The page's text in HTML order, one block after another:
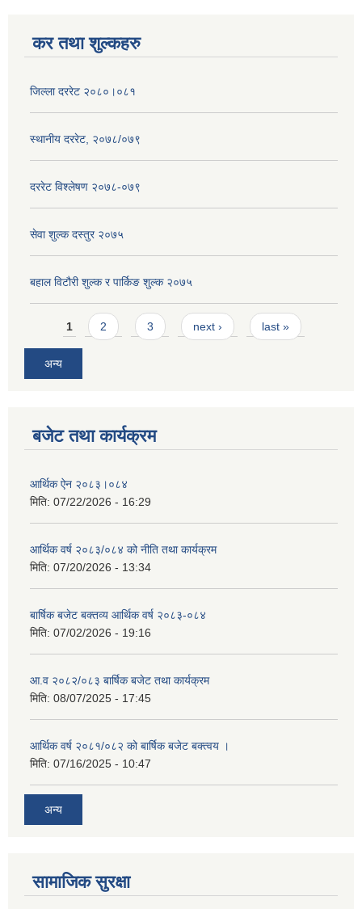
कर तथा शुल्कहरु
जिल्ला दररेट २०८०।०८१
स्थानीय दररेट, २०७८/०७९
दररेट विश्लेषण २०७८-०७९
सेवा शुल्क दस्तुर २०७५
बहाल विटौरी शुल्क र पार्किङ शुल्क २०७५
Pages
1 2 3 next › last »
अन्य
बजेट तथा कार्यक्रम
आर्थिक ऐन २०८३।०८४
मिति: 07/22/2026 - 16:29
आर्थिक वर्ष २०८३/०८४ को नीति तथा कार्यक्रम
मिति: 07/20/2026 - 13:34
बार्षिक बजेट बक्तव्य आर्थिक वर्ष २०८३-०८४
मिति: 07/02/2026 - 19:16
आ.व २०८२/०८३ बार्षिक बजेट तथा कार्यक्रम
मिति: 08/07/2025 - 17:45
आर्थिक वर्ष २०८१/०८२ को बार्षिक बजेट बक्त्वय ।
मिति: 07/16/2025 - 10:47
अन्य
सामाजिक सुरक्षा